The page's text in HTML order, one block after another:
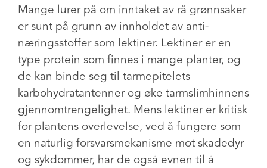
Mange lurer på om inntaket av rå grønnsaker
er sunt på grunn av innholdet av anti-
næringsstoffer som lektiner. Lektiner er en
type protein som finnes i mange planter, og
de kan binde seg til tarmepitelets
karbohydratantenner og øke tarmslimhinnens
gjennomtrengelighet. Mens lektiner er kritisk
for plantens overlevelse, ved å fungere som
en naturlig forsvarsmekanisme mot skadedyr
og sykdommer, har de også evnen til å